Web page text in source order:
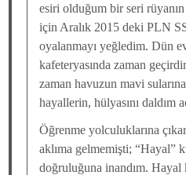
esiri olduğum bir seri
için Aralık 2015 deki PLN
oyalanmayı yeğledim. Dün
kafeteryasında zaman
zaman havuzun mavi
hayallerin, hülyasını daldım
Öğrenme yolculuklarına
aklıma gelmemişti; “Hayal”
doğruluğuna inandım.